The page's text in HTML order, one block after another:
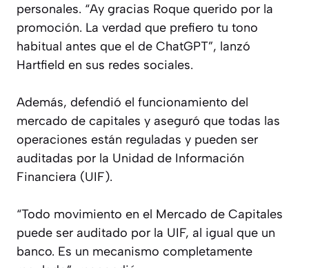
personales. “Ay gracias Roque querido por la
promoción. La verdad que prefiero tu tono
habitual antes que el de ChatGPT”, lanzó
Hartfield en sus redes sociales.
Además, defendió el funcionamiento del
mercado de capitales y aseguró que todas las
operaciones están reguladas y pueden ser
auditadas por la Unidad de Información
Financiera (UIF).
“Todo movimiento en el Mercado de Capitales
puede ser auditado por la UIF, al igual que un
banco. Es un mecanismo completamente